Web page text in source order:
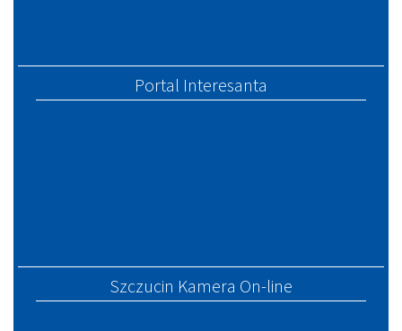
Portal Interesanta
Szczucin Kamera On-line